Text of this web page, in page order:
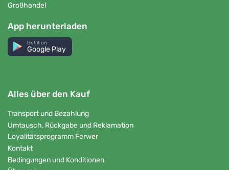
Großhandel
App herunterladen
Get it on
Google Play
Alles über den Kauf
Transport und Bezahlung
Umtausch, Rückgabe und Reklamation
Loyalitätsprogramm Ferwer
Kontakt
Bedingungen und Konditionen